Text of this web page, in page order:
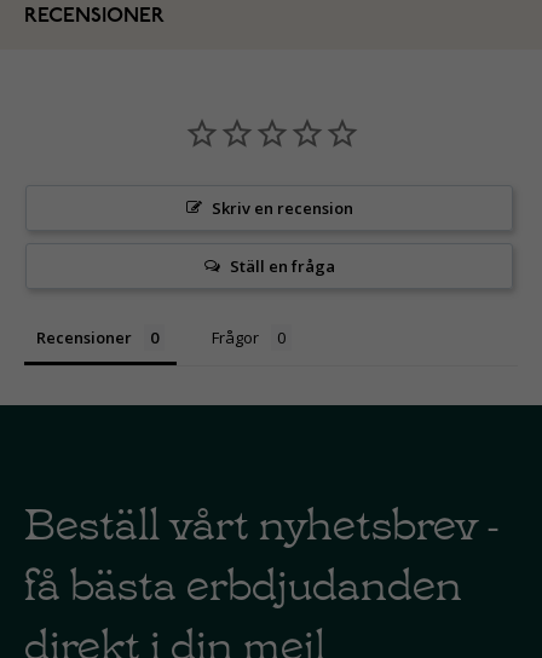
RECENSIONER
Skriv en recension
Ställ en fråga
Recensioner Frågor
Beställ vårt nyhetsbrev -
få bästa erbdjudanden
direkt i din mejl